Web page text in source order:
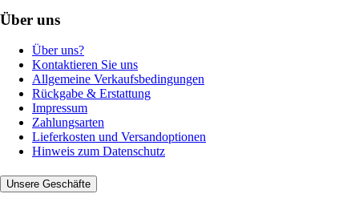
Über uns
Über uns?
Kontaktieren Sie uns
Allgemeine Verkaufsbedingungen
Rückgabe & Erstattung
Impressum
Zahlungsarten
Lieferkosten und Versandoptionen
Hinweis zum Datenschutz
Unsere Geschäfte